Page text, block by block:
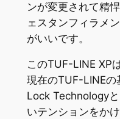
ンが変更されて精
ェスタンフィラメ
がいいです。
このTUF-LINE XP
現在のTUF-LINEの
Lock Technology
いテンションをか